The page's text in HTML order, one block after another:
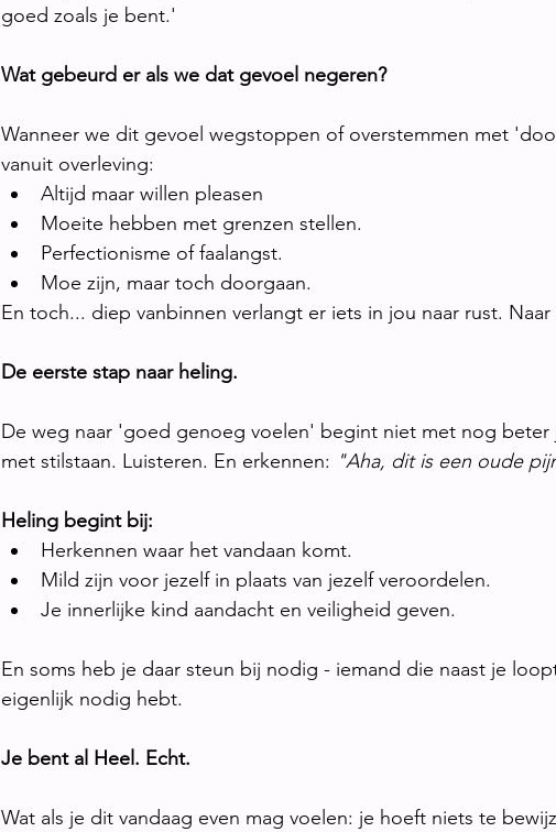
goed zoals je bent.'
Wat gebeurd er als we dat gevoel negeren?
Wanneer we dit gevoel wegstoppen of overstemmen met
vanuit overleving:
Altijd maar willen pleasen
Moeite hebben met grenzen stellen.
Perfectionisme of faalangst.
Moe zijn, maar toch doorgaan.
En toch... diep vanbinnen verlangt er iets in jou naar rust.
De eerste stap naar heling.
De weg naar 'goed genoeg voelen' begint niet met nog
met stilstaan. Luisteren. En erkennen: "Aha, dit is een oude
Heling begint bij:
Herkennen waar het vandaan komt.
Mild zijn voor jezelf in plaats van jezelf veroordelen.
Je innerlijke kind aandacht en veiligheid geven.
En soms heb je daar steun bij nodig - iemand die naast je
eigenlijk nodig hebt.
Je bent al Heel. Echt.
Wat als je dit vandaag even mag voelen: je hoeft niets te